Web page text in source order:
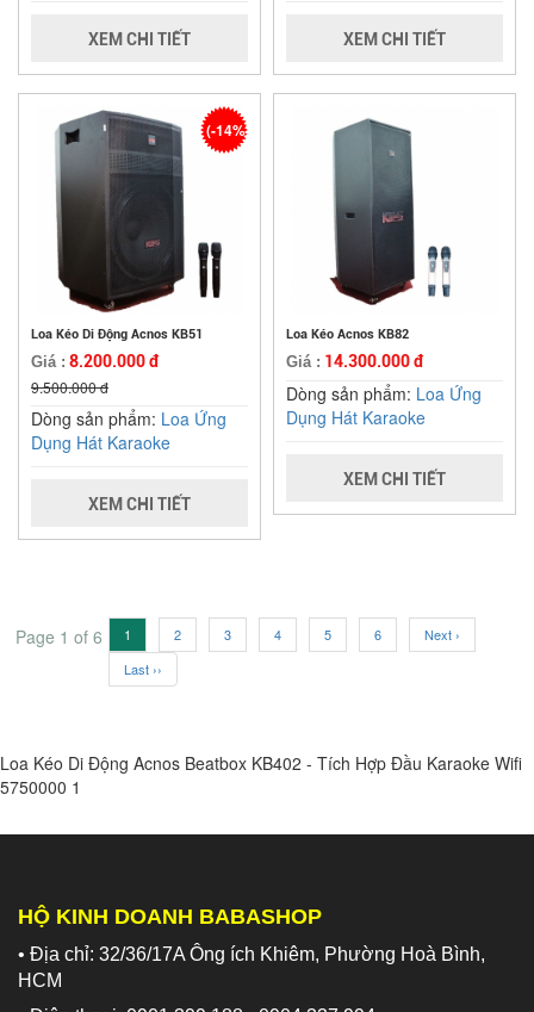
XEM CHI TIẾT XEM CHI TIẾT
Loa Kéo Di Động Acnos KB51
Giá : 8.200.000 đ
9.500.000 đ
(-14%)
Dòng sản phẩm: Loa Ứng
Dụng Hát Karaoke
XEM CHI TIẾT
Loa Kéo Acnos KB82
Giá : 14.300.000 đ
Dòng sản phẩm: Loa Ứng
Dụng Hát Karaoke
XEM CHI TIẾT
Page 1 of 6 1 2 3 4 5 6
Next ›
Last ››
Loa Kéo Di Động Acnos Beatbox KB402 - Tích Hợp Đầu Karaoke Wifi
5750000 1
HỘ KINH DOANH BABASHOP
• Địa chỉ: 32/36/17A Ông ích Khiêm, Phường Hoà Bình,
HCM